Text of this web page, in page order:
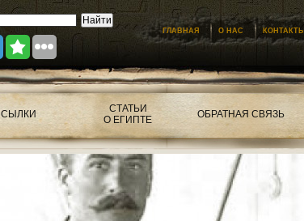
ГЛАВНАЯ О НАС КОНТАКТЫ
СТАТЬИ
О ЕГИПТЕ
ОБРАТНАЯ СВЯЗЬ